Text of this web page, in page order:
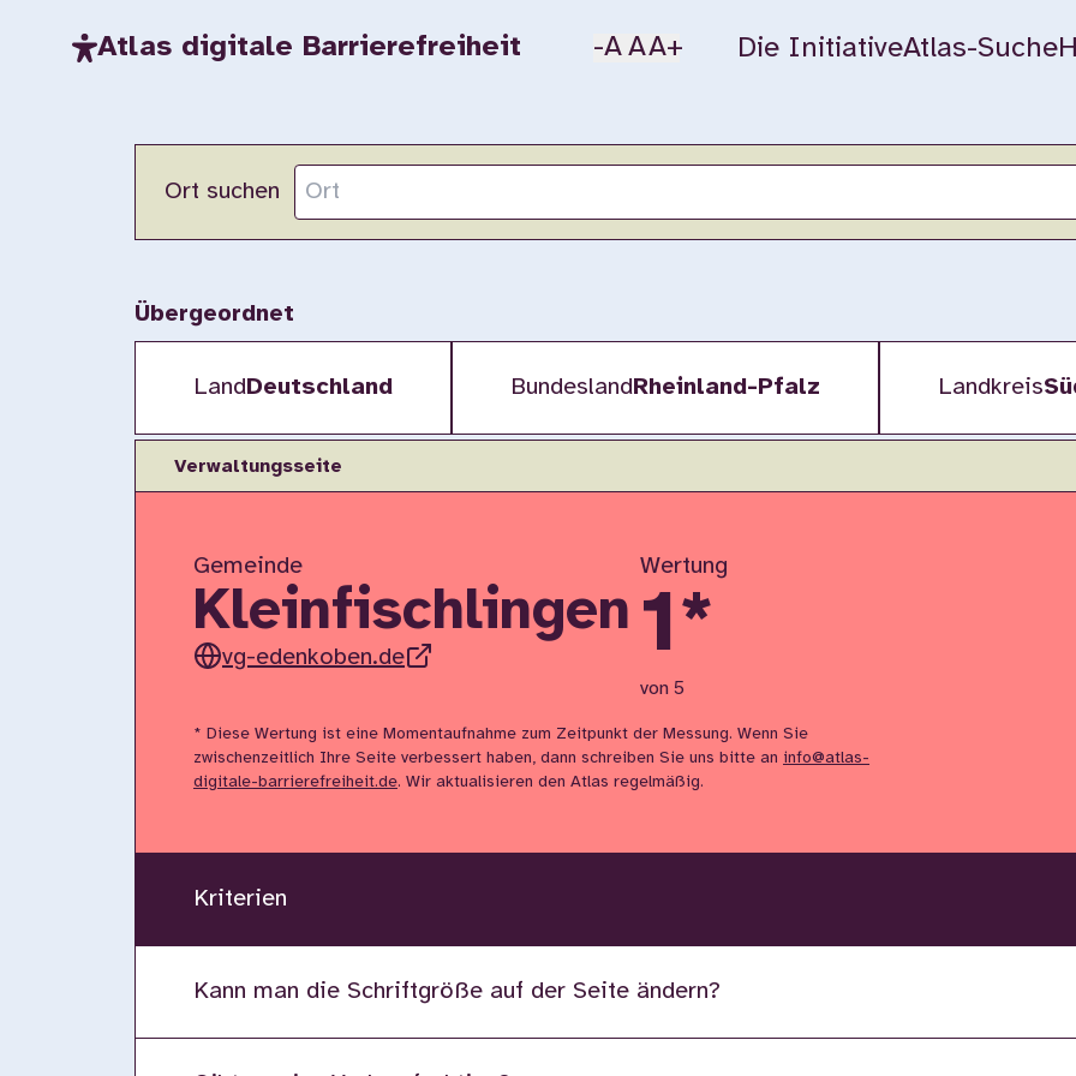
Atlas digitale Barrierefreiheit -A AA+ Die InitiativeAtlas-Suche
Ort suchen
Übergeordnet
LandDeutschland BundeslandRheinland-Pfalz Landkreis
Verwaltungsseite
Gemeinde
Kleinfischlingen
vg-edenkoben.de
Wertung
1*
von 5
* Diese Wertung ist eine Momentaufnahme zum Zeitpunkt der Messung. Wenn Sie
zwischenzeitlich Ihre Seite verbessert haben, dann schreiben Sie uns bitte an info@atlas-
digitale-barrierefreiheit.de. Wir aktualisieren den Atlas regelmäßig.
Kriterien
Kann man die Schriftgröße auf der Seite ändern?